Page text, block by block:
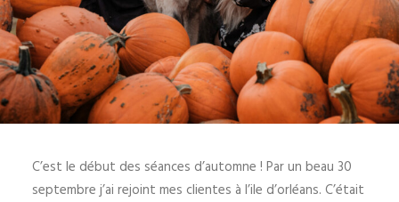
Atelier Boreal
C’est le début des séances d’automne ! Par un beau 30
septembre j’ai rejoint mes clientes à l’ile d’orléans. C’était